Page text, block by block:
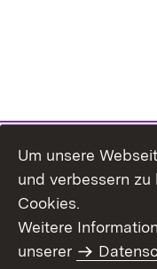
Um unsere
und verbessern
Cookies.
Weitere
unserer